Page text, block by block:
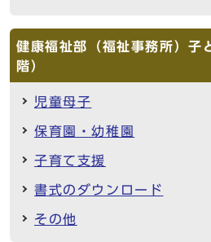
健康福祉部（福祉事務所）子
階）
児童母子
保育園・幼稚園
子育て支援
書式のダウンロード
その他